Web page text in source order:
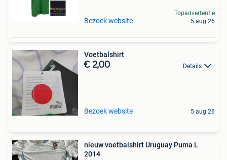
Bezoek website
Topadvertentie
5 aug 26
Voetbalshirt
€ 2,00 Details
Bezoek website 5 aug 26
nieuw voetbalshirt Uruguay Puma L
2014